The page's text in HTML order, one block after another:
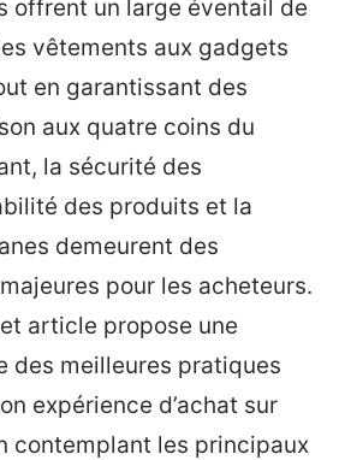
offrent un large éventail de
vêtements aux gadgets
en garantissant des
aux quatre coins du
la sécurité des
des produits et la
demeurent des
pour les acheteurs.
article propose une
des meilleures pratiques
expérience d’achat sur
contemplant les principaux